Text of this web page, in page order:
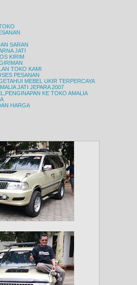
SARAN
JATI
KIRIM
TOKO KAMI
PESANAN
MEBEL UKIR TERPERCAYA
JATI JEPARA 2007
KE TOKO AMALIA
HARGA